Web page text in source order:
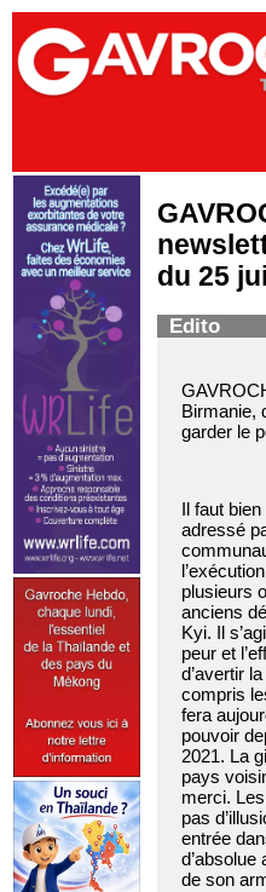
du 25
Edito
Birmanie,
garder le
Il faut
adressé
plusieurs
anciens
Kyi. Il
peur et
d’avertir
compris
fera
pouvoir
2021. La
pays
merci.
pas
entrée
d’absolue
de son